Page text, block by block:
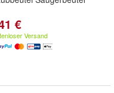
€
Versand